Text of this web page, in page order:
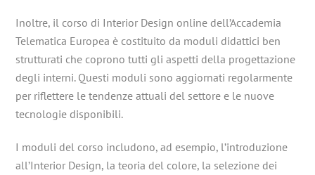
Inoltre, il corso di Interior Design online dell’Accademia
Telematica Europea è costituito da moduli didattici ben
strutturati che coprono tutti gli aspetti della progettazione
degli interni. Questi moduli sono aggiornati regolarmente
per riflettere le tendenze attuali del settore e le nuove
tecnologie disponibili.
I moduli del corso includono, ad esempio, l’introduzione
all’Interior Design, la teoria del colore, la selezione dei